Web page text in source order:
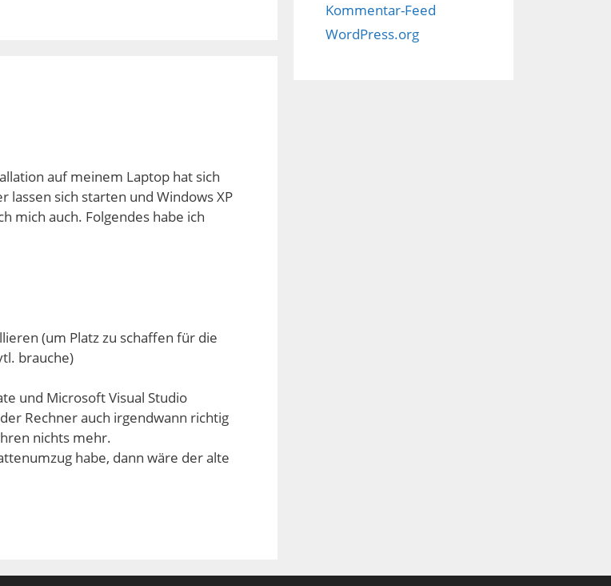
auf meinem Laptop hat sich
sich starten und Windows XP
mich auch. Folgendes habe ich
(um Platz zu schaffen für die
brauche)
und Microsoft Visual Studio
Rechner auch irgendwann richtig
nichts mehr.
habe, dann wäre der alte
Kommentar-Feed
WordPress.org